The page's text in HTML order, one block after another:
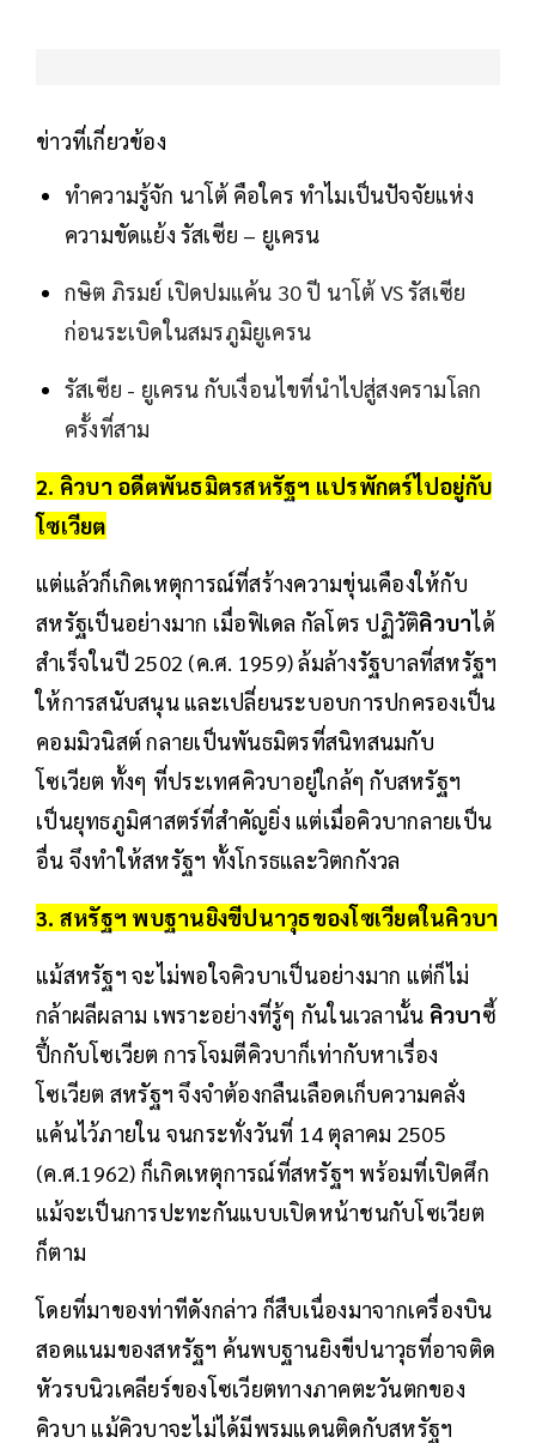
ข่าวที่เกี่ยวข้อง
ทำความรู้จัก นาโต้ คือใคร ทำไมเป็นปัจจัยแห่ง
ความขัดแย้ง รัสเซีย – ยูเครน
กษิต ภิรมย์ เปิดปมแค้น 30 ปี นาโต้ VS รัสเซีย
ก่อนระเบิดในสมรภูมิยูเครน
รัสเซีย - ยูเครน กับเงื่อนไขที่นำไปสู่สงครามโลก
ครั้งที่สาม
2. คิวบา อดีตพันธมิตรสหรัฐฯ แปรพักตร์ไปอยู่กับ
โซเวียต
แต่แล้วก็เกิดเหตุการณ์ที่สร้างความขุ่นเคืองให้กับ
สหรัฐเป็นอย่างมาก เมื่อฟิเดล กัลโตร ปฏิวัติคิวบาได้
สำเร็จในปี 2502 (ค.ศ. 1959) ล้มล้างรัฐบาลที่สหรัฐฯ
ให้การสนับสนุน และเปลี่ยนระบอบการปกครองเป็น
คอมมิวนิสต์ กลายเป็นพันธมิตรที่สนิทสนมกับ
โซเวียต ทั้งๆ ที่ประเทศคิวบาอยู่ใกล้ๆ กับสหรัฐฯ
เป็นยุทธภูมิศาสตร์ที่สำคัญยิ่ง แต่เมื่อคิวบากลายเป็น
อื่น จึงทำให้สหรัฐฯ ทั้งโกรธและวิตกกังวล
3. สหรัฐฯ พบฐานยิงขีปนาวุธของโซเวียตในคิวบา
แม้สหรัฐฯ จะไม่พอใจคิวบาเป็นอย่างมาก แต่ก็ไม่
กล้าผลีผลาม เพราะอย่างที่รู้ๆ กันในเวลานั้น คิวบาซี้
ปึ้กกับโซเวียต การโจมตีคิวบาก็เท่ากับหาเรื่อง
โซเวียต สหรัฐฯ จึงจำต้องกลืนเลือดเก็บความคลั่ง
แค้นไว้ภายใน จนกระทั่งวันที่ 14 ตุลาคม 2505
(ค.ศ.1962) ก็เกิดเหตุการณ์ที่สหรัฐฯ พร้อมที่เปิดศึก
แม้จะเป็นการปะทะกันแบบเปิดหน้าชนกับโซเวียต
ก็ตาม
โดยที่มาของท่าทีดังกล่าว ก็สืบเนื่องมาจากเครื่องบิน
สอดแนมของสหรัฐฯ ค้นพบฐานยิงขีปนาวุธที่อาจติด
หัวรบนิวเคลียร์ของโซเวียตทางภาคตะวันตกของ
คิวบา แม้คิวบาจะไม่ได้มีพรมแดนติดกับสหรัฐฯ